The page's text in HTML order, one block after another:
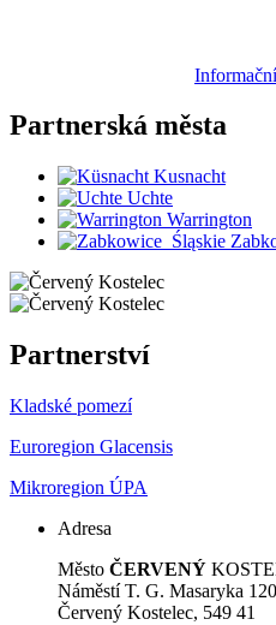
Partnerská města
Kusnacht
Uchte
Warrington
Partnerství
Kladské pomezí
Euroregion Glacensis
Mikroregion ÚPA
Adresa
Město ČERVENÝ
Náměstí T. G. Masaryka 120
Červený Kostelec, 549 41